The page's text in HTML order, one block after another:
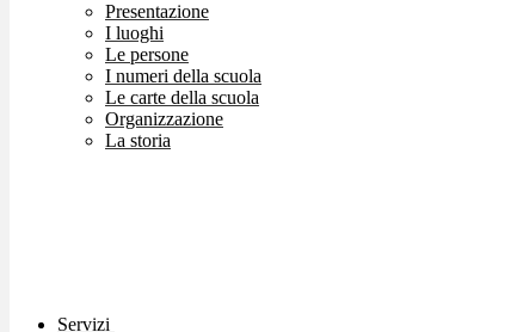
Presentazione
I luoghi
Le persone
I numeri della scuola
Le carte della scuola
Organizzazione
La storia
Servizi